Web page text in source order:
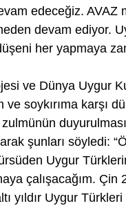
edeceğiz. AVAZ
devam ediyor.
her yapmaya
ve Dünya Uygur
soykırıma karşı
şunları söyledi:
Uygur
çalışacağım. Çin
yıldır Uygur